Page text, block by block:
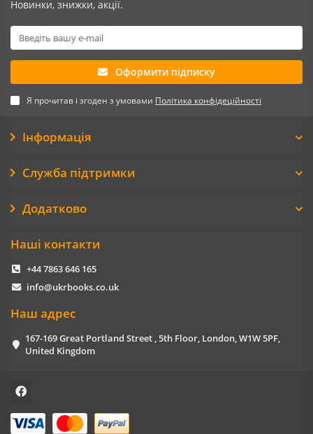
Новинки, знижки, акції.
Оформити підписку
Я прочитав і згоден з умовами Політика конфідеційності
Інформація
Служба підтримки
Додатково
Наші контакти
+44 7863 646 165
info@ukrbooks.co.uk
Наш адрес
167-169 Great Portland Street , 5th Floor, London, W1W 5PF,
United Kingdom